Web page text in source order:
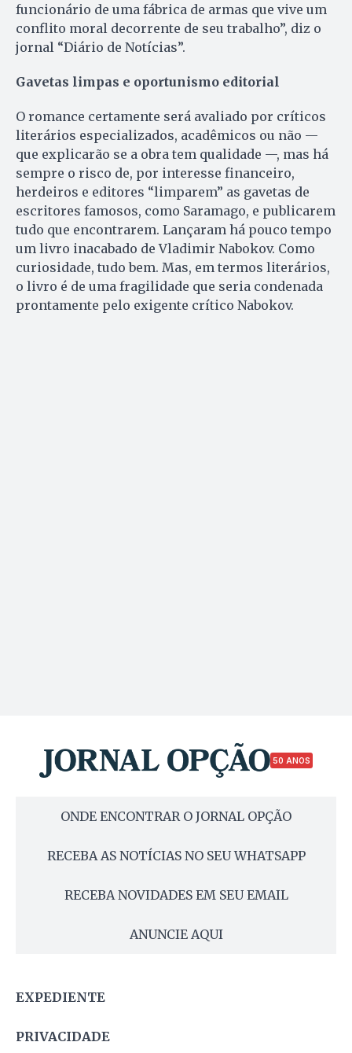
funcionário de uma fábrica de armas que vive um
conflito moral decorrente de seu trabalho”, diz o
jornal “Diário de Notícias”.
Gavetas limpas e oportunismo editorial
O romance certamente será avaliado por críticos
literários especializados, acadêmicos ou não —
que explicarão se a obra tem qualidade —, mas há
sempre o risco de, por interesse financeiro,
herdeiros e editores “limparem” as gavetas de
escritores famosos, como Saramago, e publicarem
tudo que encontrarem. Lançaram há pouco tempo
um livro inacabado de Vladimir Nabokov. Como
curiosidade, tudo bem. Mas, em termos literários,
o livro é de uma fragilidade que seria condenada
prontamente pelo exigente crítico Nabokov.
50 ANOS
ONDE ENCONTRAR O JORNAL OPÇÃO
RECEBA AS NOTÍCIAS NO SEU WHATSAPP
RECEBA NOVIDADES EM SEU EMAIL
ANUNCIE AQUI
EXPEDIENTE
PRIVACIDADE